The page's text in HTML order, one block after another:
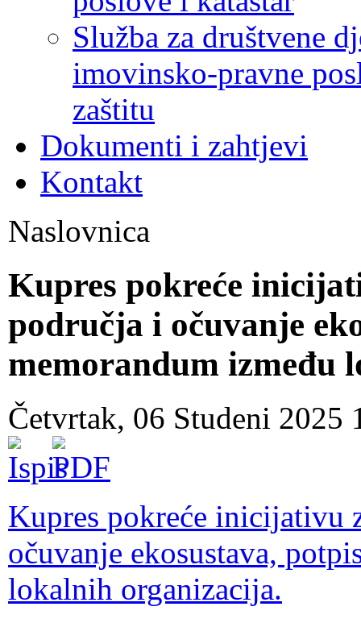
Služba za društvene
imovinsko-pravne
zaštitu
Dokumenti i zahtjevi
Kontakt
Naslovnica
Kupres pokreće
područja i očuvanje
memorandum između
Četvrtak, 06 Studeni 2025
Kupres pokreće inicijativu
očuvanje ekosustava,
lokalnih organizacija.